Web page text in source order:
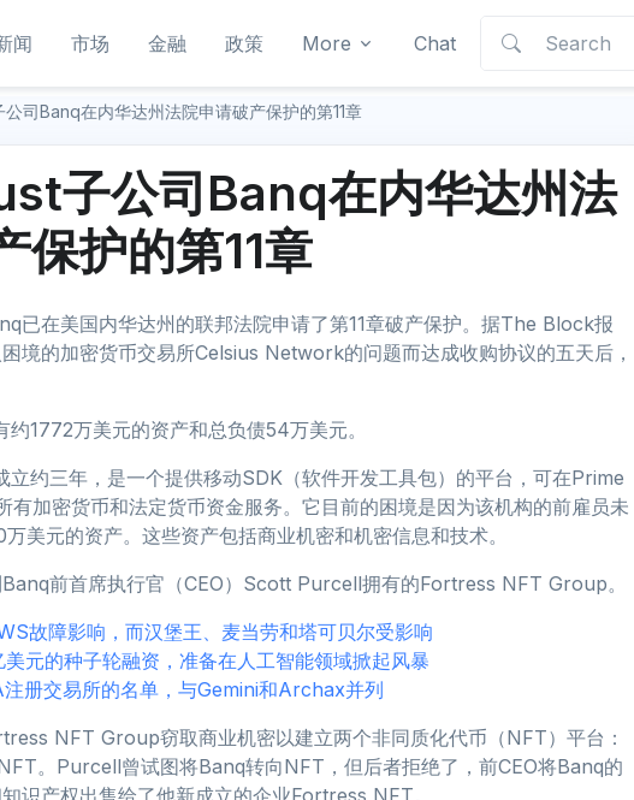
闻 市场 金融 政策 More Chat
司Banq在内华达州法院申请破产保护的第11章
子公司Banq在内华达州法
保护的第11章
已在美国内华达州的联邦法院申请了第11章破产保护。据The Block报
境的加密货币交易所Celsius Network的问题而达成收购协议的五天后，
1772万美元的资产和总负债54万美元。
立约三年，是一个提供移动SDK（软件开发工具包）的平台，可在Prime
加密货币和法定货币资金服务。它目前的困境是因为该机构的前雇员未
美元的资产。这些资产包括商业机密和机密信息和技术。
前首席执行官（CEO）Scott Purcell拥有的Fortress NFT Group。
故障影响，而汉堡王、麦当劳和塔可贝尔受影响
元的种子轮融资，准备在人工智能领域掀起风暴
册交易所的名单，与Gemini和Archax并列
NFT Group窃取商业机密以建立两个非同质化代币（NFT）平台：
。Purcell曾试图将Banq转向NFT，但后者拒绝了，前CEO将Banq的
识产权出售给了他新成立的企业Fortress NFT。